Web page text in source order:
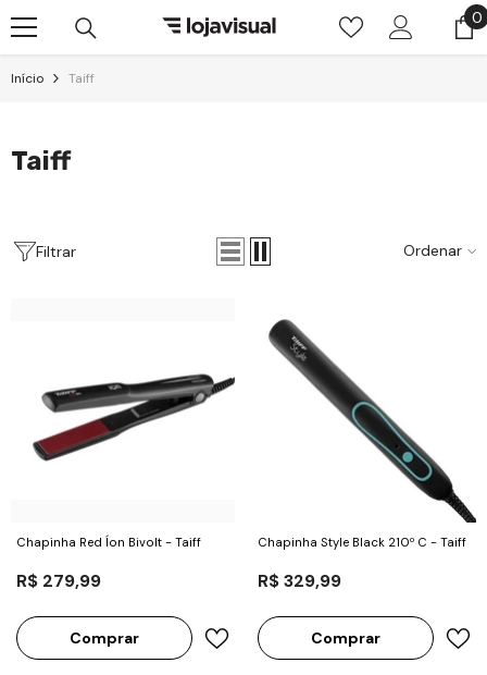
00
Início Taiff
Taiff
Filtrar Ordenar
Chapinha Red Íon Bivolt - Taiff
R$ 279,99
Comprar
Chapinha Style Black 210º C - Taiff
R$ 329,99
Comprar